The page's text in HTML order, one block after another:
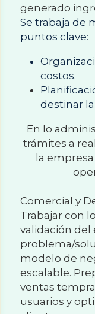
generado
Se trabaja de
puntos clave:
costos.
destinar
En lo
trámites a
la
Comercial y
Trabajar con
validación del
problema/
modelo de
escalable.
ventas
usuarios y